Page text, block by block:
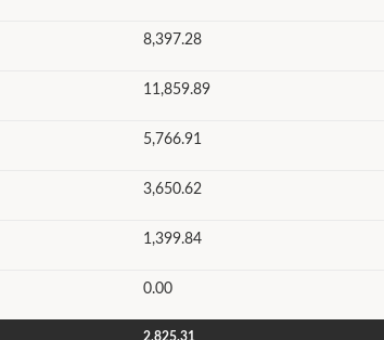
8,397.28
11,859.89
5,766.91
3,650.62
1,399.84
0.00
2,825.31